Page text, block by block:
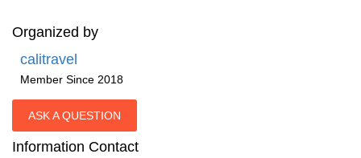
Organized by
calitravel
Member Since 2018
ASK A QUESTION
Information Contact